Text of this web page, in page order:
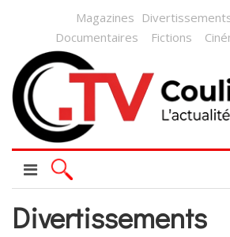
Magazines
Documentaires
Fictions
Divertissements